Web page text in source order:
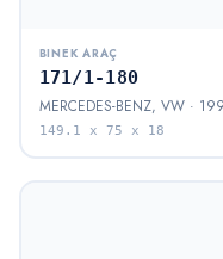
BINEK ARAÇ
171/1-180
MERCEDES-BENZ, VW ·
149.1 x 75 x 18